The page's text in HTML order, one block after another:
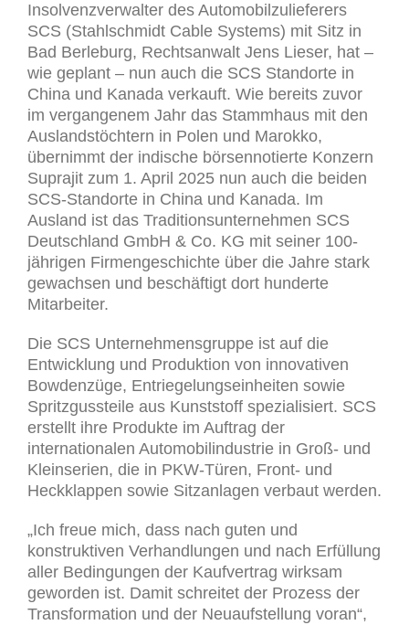
Insolvenzverwalter des Automobilzulieferers
SCS (Stahlschmidt Cable Systems) mit Sitz in
Bad Berleburg, Rechtsanwalt Jens Lieser, hat –
wie geplant – nun auch die SCS Standorte in
China und Kanada verkauft. Wie bereits zuvor
im vergangenem Jahr das Stammhaus mit den
Auslandstöchtern in Polen und Marokko,
übernimmt der indische börsennotierte Konzern
Suprajit zum 1. April 2025 nun auch die beiden
SCS-Standorte in China und Kanada. Im
Ausland ist das Traditionsunternehmen SCS
Deutschland GmbH & Co. KG mit seiner 100-
jährigen Firmengeschichte über die Jahre stark
gewachsen und beschäftigt dort hunderte
Mitarbeiter.
Die SCS Unternehmensgruppe ist auf die
Entwicklung und Produktion von innovativen
Bowdenzüge, Entriegelungseinheiten sowie
Spritzgussteile aus Kunststoff spezialisiert. SCS
erstellt ihre Produkte im Auftrag der
internationalen Automobilindustrie in Groß- und
Kleinserien, die in PKW-Türen, Front- und
Heckklappen sowie Sitzanlagen verbaut werden.
„Ich freue mich, dass nach guten und
konstruktiven Verhandlungen und nach Erfüllung
aller Bedingungen der Kaufvertrag wirksam
geworden ist. Damit schreitet der Prozess der
Transformation und der Neuaufstellung voran“,